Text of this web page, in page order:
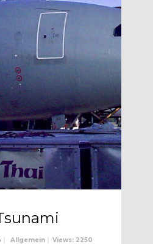
Allgemein Views: 2250